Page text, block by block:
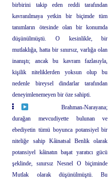
birbirini takip eden reddi tarafından
kavranılmaya yetkin bir biçimde tüm
tanımların ötesinde olan bir konumda
düşünülmüştü. O kesinlikle, bir
mutlaklığa, hatta bir sınırsız, varlığa olan
inanıştı; ancak bu kavram fazlasıyla,
kişilik niteliklerden yoksun olup bu
nedenle bireysel dindarlar tarafından
deneyimlenemeyen bir öze sahipti.
Brahman-Narayana;
durağan mevcudiyette bulunan ve
ebediyetin tümü boyunca potansiyel bir
niteliğe sahip Kâinatsal Benlik olarak
potansiyel kâinatın başat yaratıcı gücü
şeklinde, sınırsız Nesnel O biçiminde
Mutlak olarak düşünülmüştü. Bu